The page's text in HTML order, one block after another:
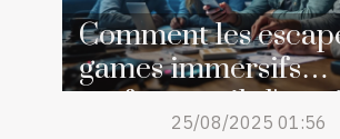
Comment les
games immersifs
renforcent-ils
25/08/2025 01:56